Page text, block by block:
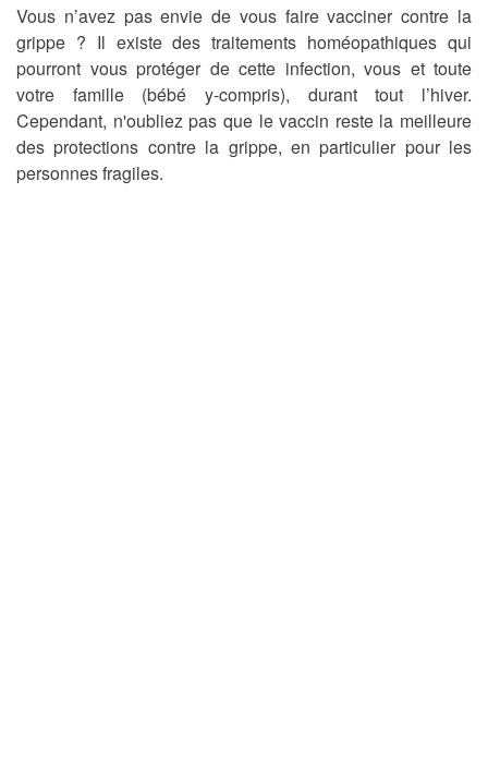
Vous n’avez pas envie de vous faire vacciner contre la
grippe ? Il existe des traitements homéopathiques qui
pourront vous protéger de cette infection, vous et toute
votre famille (bébé y-compris), durant tout l’hiver.
Cependant, n'oubliez pas que le vaccin reste la meilleure
des protections contre la grippe, en particulier pour les
personnes fragiles.